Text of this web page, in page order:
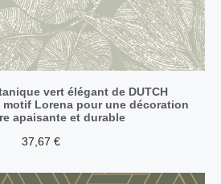
vert élégant de DUTCH
motif Lorena pour une décoration
apaisante et durable
37,67 €